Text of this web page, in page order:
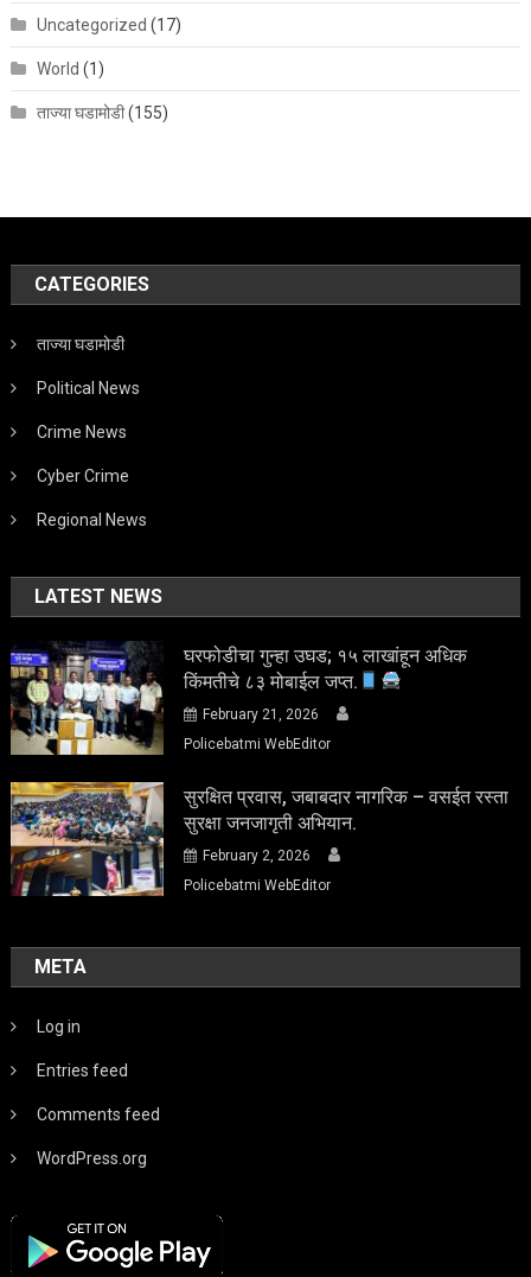
Uncategorized (17)
World (1)
ताज्या घडामोडी(155)
CATEGORIES
ताज्या घडामोडी
Political News
Crime News
Cyber Crime
Regional News
LATEST NEWS
घरफोडीचा गुन्हा उघड; १५ लाखांहून अधिक
किंमतीचे ८३ मोबाईल जप्त.
February 21, 2026
Policebatmi WebEditor
सुरक्षित प्रवास, जबाबदार नागरिक – वसईत रस्ता
सुरक्षा जनजागृती अभियान.
February 2, 2026
Policebatmi WebEditor
META
Log in
Entries feed
Comments feed
WordPress.org